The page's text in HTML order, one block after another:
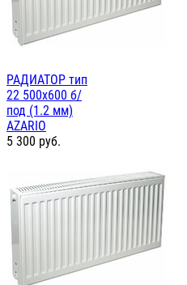
РАДИАТОР тип
22 500х600 б/
под (1.2 мм)
AZARIO
5 300 руб.